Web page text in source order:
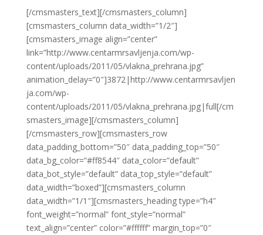
[/cmsmasters_text][/cmsmasters_column]
[cmsmasters_column data_width=”1/2″]
[cmsmasters_image align=”center”
link=”http://www.centarmrsavljenja.com/wp-
content/uploads/2011/05/vlakna_prehrana.jpg”
animation_delay=”0″]3872|http://www.centarmrsavljen
ja.com/wp-
content/uploads/2011/05/vlakna_prehrana.jpg|full[/cm
smasters_image][/cmsmasters_column]
[/cmsmasters_row][cmsmasters_row
data_padding_bottom=”50″ data_padding_top=”50″
data_bg_color=”#ff8544″ data_color=”default”
data_bot_style=”default” data_top_style=”default”
data_width=”boxed”][cmsmasters_column
data_width=”1/1″][cmsmasters_heading type=”h4″
font_weight=”normal” font_style=”normal”
text_align=”center” color=”#ffffff” margin_top=”0″